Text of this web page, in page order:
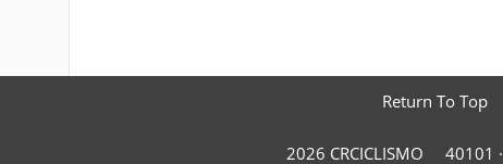
Return To Top
2026 CRCICLISMO 40101 ·